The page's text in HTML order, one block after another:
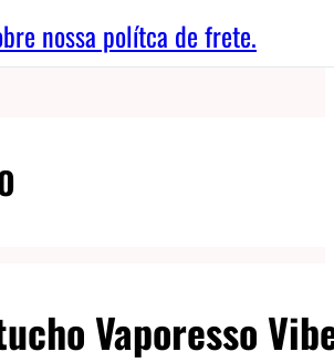
nossa polítca de frete.
Vaporesso